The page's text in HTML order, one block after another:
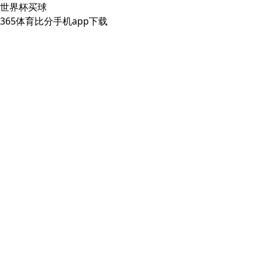
世界杯买球
365体育比分手机app下载